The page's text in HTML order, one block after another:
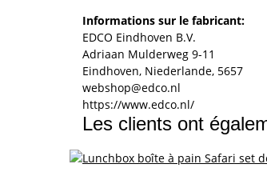
Informations sur le fabricant:
EDCO Eindhoven B.V.
Adriaan Mulderweg 9-11
Eindhoven, Niederlande, 5657
webshop@edco.nl
https://www.edco.nl/
Les clients ont